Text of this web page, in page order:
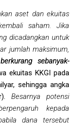
aset dan ekuitas
saham. Jika
dicadangkan untuk
jumlah maksimum,
sebanyak-
ekuitas KKGI pada
sehingga angka
Besarnya potensi
kepada
dana tersebut